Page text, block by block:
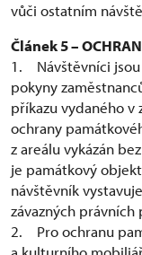
vůči ostatním
Článek 5 –
1. Návštěvníci
pokyny
příkazu vydaného v
ochrany
z areálu vykázán
je památkový
návštěvník
závazných právních
2. Pro ochranu